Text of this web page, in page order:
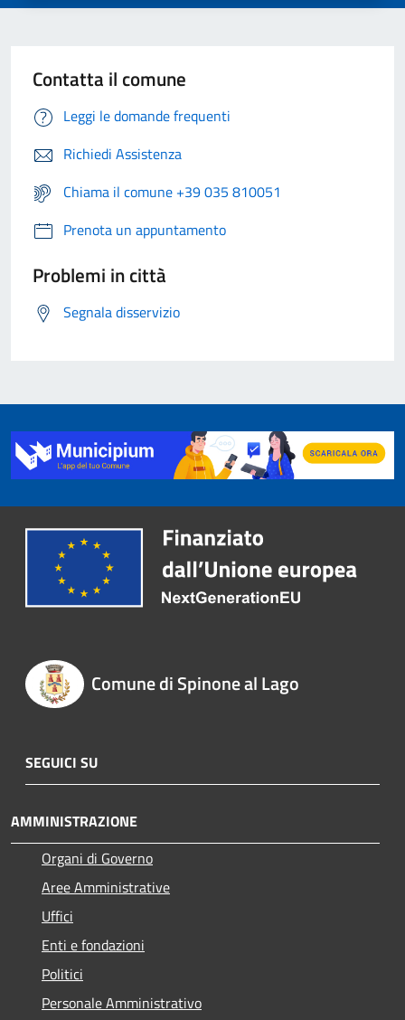
Contatta il comune
Leggi le domande frequenti
Richiedi Assistenza
Chiama il comune +39 035 810051
Prenota un appuntamento
Problemi in città
Segnala disservizio
Comune di Spinone al Lago
SEGUICI SU
AMMINISTRAZIONE
Organi di Governo
Aree Amministrative
Uffici
Enti e fondazioni
Politici
Personale Amministrativo